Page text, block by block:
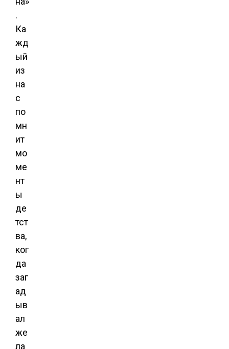
.
Ка
жд
ый
из
на
с
по
мн
ит
мо
ме
нт
ы
де
тст
ва,
ког
да
заг
ад
ыв
ал
же
ла